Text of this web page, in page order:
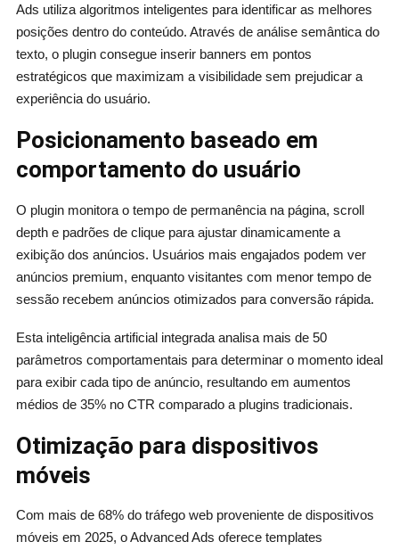
Ads utiliza algoritmos inteligentes para identificar as melhores
posições dentro do conteúdo. Através de análise semântica do
texto, o plugin consegue inserir banners em pontos
estratégicos que maximizam a visibilidade sem prejudicar a
experiência do usuário.
Posicionamento baseado em
comportamento do usuário
O plugin monitora o tempo de permanência na página, scroll
depth e padrões de clique para ajustar dinamicamente a
exibição dos anúncios. Usuários mais engajados podem ver
anúncios premium, enquanto visitantes com menor tempo de
sessão recebem anúncios otimizados para conversão rápida.
Esta inteligência artificial integrada analisa mais de 50
parâmetros comportamentais para determinar o momento ideal
para exibir cada tipo de anúncio, resultando em aumentos
médios de 35% no CTR comparado a plugins tradicionais.
Otimização para dispositivos
móveis
Com mais de 68% do tráfego web proveniente de dispositivos
móveis em 2025, o Advanced Ads oferece templates